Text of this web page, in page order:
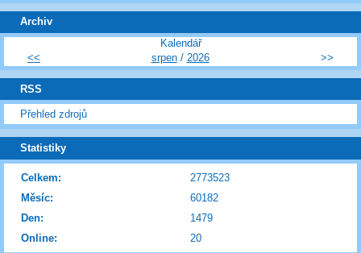
Archiv
Kalendář
<<
srpen/ 2026 >>
RSS
Přehled zdrojů
Statistiky
Online: 20
Celkem:
2773523
Měsíc:
60182
Den:
1479